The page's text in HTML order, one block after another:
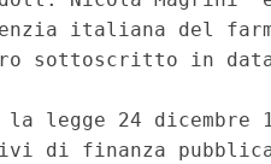
italiana del
sottoscritto in data
la legge 24 dicembre
di finanza